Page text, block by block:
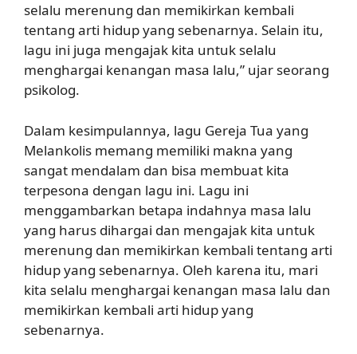
selalu merenung dan memikirkan kembali
tentang arti hidup yang sebenarnya. Selain itu,
lagu ini juga mengajak kita untuk selalu
menghargai kenangan masa lalu,” ujar seorang
psikolog.
Dalam kesimpulannya, lagu Gereja Tua yang
Melankolis memang memiliki makna yang
sangat mendalam dan bisa membuat kita
terpesona dengan lagu ini. Lagu ini
menggambarkan betapa indahnya masa lalu
yang harus dihargai dan mengajak kita untuk
merenung dan memikirkan kembali tentang arti
hidup yang sebenarnya. Oleh karena itu, mari
kita selalu menghargai kenangan masa lalu dan
memikirkan kembali arti hidup yang
sebenarnya.